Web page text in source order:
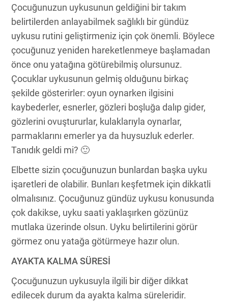
Çocuğunuzun uykusunun geldiğini bir takım
belirtilerden anlayabilmek sağlıklı bir gündüz
uykusu rutini geliştirmeniz için çok önemli. Böylece
çocuğunuz yeniden hareketlenmeye başlamadan
önce onu yatağına götürebilmiş olursunuz.
Çocuklar uykusunun gelmiş olduğunu birkaç
şekilde gösterirler: oyun oynarken ilgisini
kaybederler, esnerler, gözleri boşluğa dalıp gider,
gözlerini ovuştururlar, kulaklarıyla oynarlar,
parmaklarını emerler ya da huysuzluk ederler.
Tanıdık geldi mi? 🙂
Elbette sizin çocuğunuzun bunlardan başka uyku
işaretleri de olabilir. Bunları keşfetmek için dikkatli
olmalısınız. Çocuğunuz gündüz uykusu konusunda
çok dakikse, uyku saati yaklaşırken gözünüz
mutlaka üzerinde olsun. Uyku belirtilerini görür
görmez onu yatağa götürmeye hazır olun.
AYAKTA KALMA SÜRESİ
Çocuğunuzun uykusuyla ilgili bir diğer dikkat
edilecek durum da ayakta kalma süreleridir.